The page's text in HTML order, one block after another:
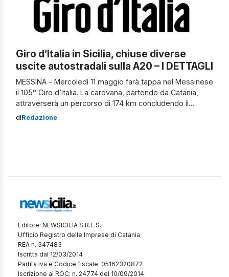
Giro d’Italia in Sicilia, chiuse diverse
uscite autostradali sulla A20 – I DETTAGLI
MESSINA – Mercoledì 11 maggio farà tappa nel Messinese
il 105° Giro d’Italia. La carovana, partendo da Catania,
attraverserà un percorso di 174 km concludendo il
proprio tragitto a Messina. Per favorire lo svolgimento
diRedazione
Editore: NEWSICILIA S.R.L.S.
Ufficio Registro delle Imprese di Catania
REA n. 347483
Iscritta dal 12/03/2014
Partita Iva e Codice fiscale: 05162320872
Iscrizione al ROC: n. 24774 del 10/09/2014